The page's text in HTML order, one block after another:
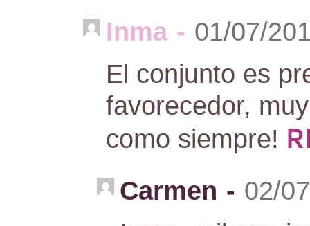
Inma - 01/07/
El conjunto es
favorecedor,
como siempre!
Carmen - 02/